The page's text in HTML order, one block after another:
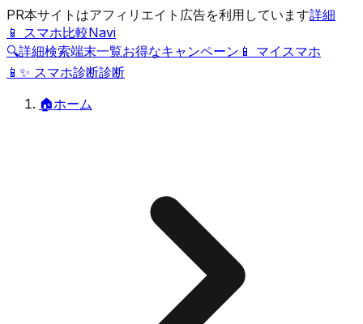
PR本サイトはアフィリエイト広告を利用しています詳細
📱 スマホ比較Navi
🔍詳細検索端末一覧お得なキャンペーン 📱 マイスマホ
📱 ✨ スマホ診断診断
🏠ホーム